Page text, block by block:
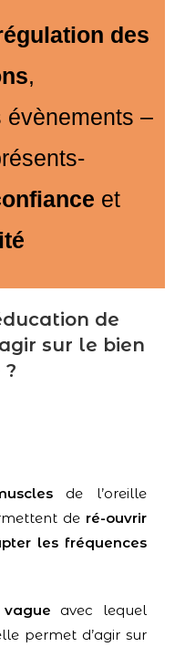
des
,
évènements –
et
de
sur le bien
?
de l’oreille
deré-ouvrir
les fréquences
avec lequel
permet d’agir sur